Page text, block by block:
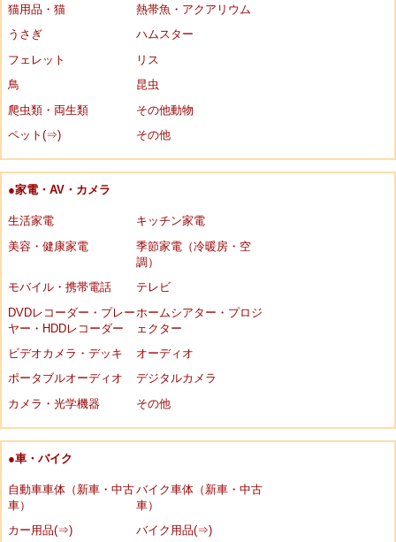
猫用品・猫
熱帯魚・アクアリウム
うさぎ
ハムスター
フェレット
リス
鳥
昆虫
爬虫類・両生類
その他動物
ペット(⇒)
その他
●家電・AV・カメラ
生活家電
キッチン家電
美容・健康家電
季節家電（冷暖房・空
調）
モバイル・携帯電話
テレビ
DVDレコーダー・プレー
ヤー・HDDレコーダー
ホームシアター・プロジ
ェクター
ビデオカメラ・デッキ
オーディオ
ポータブルオーディオ
デジタルカメラ
カメラ・光学機器
その他
●車・バイク
自動車車体（新車・中古
車）
バイク車体（新車・中古
車）
カー用品(⇒)
バイク用品(⇒)